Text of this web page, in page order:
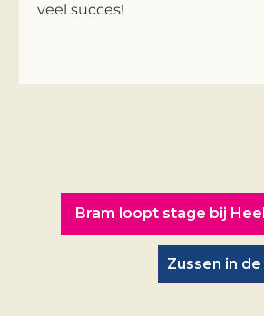
veel succes!
Bram loopt stage bij
Zussen in